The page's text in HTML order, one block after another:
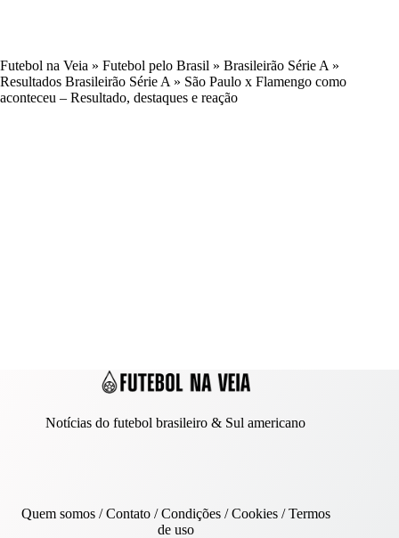
Futebol na Veia » Futebol pelo Brasil » Brasileirão Série A »
Resultados Brasileirão Série A » São Paulo x Flamengo como
aconteceu – Resultado, destaques e reação
Notícias do futebol brasileiro & Sul americano
Quem somos/Contato/ Condições /Cookies/Termos
de uso